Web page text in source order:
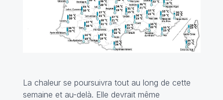
La chaleur se poursuivra tout au long de cette
semaine et au-delà. Elle devrait même